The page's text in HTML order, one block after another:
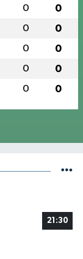
0 0
0 0
0 0
0 0
0 0
21:30